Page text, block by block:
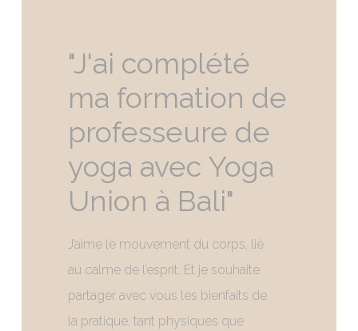
"J'ai complété
ma formation de
professeure de
yoga avec Yoga
Union à Bali"
J’aime le mouvement du corps, lié
au calme de l’esprit. Et je souhaite
partager avec vous les bienfaits de
la pratique, tant physiques que